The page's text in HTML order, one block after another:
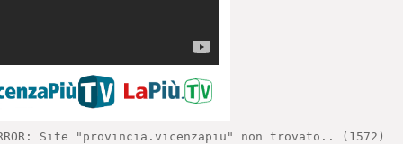
Site "provincia.vicenzapiu" non trovato.. (1572)